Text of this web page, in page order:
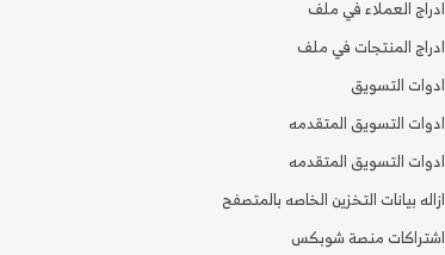
ادراج العملاء في ملف
ادراج المنتجات في ملف
ادوات التسويق
ادوات التسويق المتقدمه
ادوات التسويق المتقدمه
ازاله بيانات التخزين الخاصه بالمتصفح
اشتراكات منصة شوبكس